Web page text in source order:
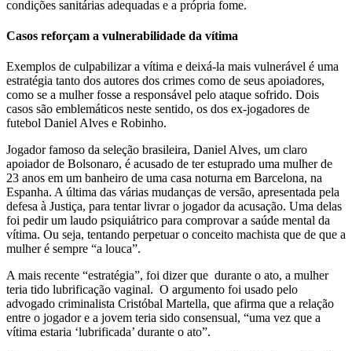
condições sanitárias adequadas e a própria fome.
Casos reforçam a vulnerabilidade da vítima
Exemplos de culpabilizar a vítima e deixá-la mais vulnerável é uma
estratégia tanto dos autores dos crimes como de seus apoiadores,
como se a mulher fosse a responsável pelo ataque sofrido. Dois
casos são emblemáticos neste sentido, os dos ex-jogadores de
futebol Daniel Alves e Robinho.
Jogador famoso da seleção brasileira, Daniel Alves, um claro
apoiador de Bolsonaro, é acusado de ter estuprado uma mulher de
23 anos em um banheiro de uma casa noturna em Barcelona, na
Espanha. A última das várias mudanças de versão, apresentada pela
defesa à Justiça, para tentar livrar o jogador da acusação. Uma delas
foi pedir um laudo psiquiátrico para comprovar a saúde mental da
vítima. Ou seja, tentando perpetuar o conceito machista que de que a
mulher é sempre “a louca”.
A mais recente “estratégia”, foi dizer que durante o ato, a mulher
teria tido lubrificação vaginal. O argumento foi usado pelo
advogado criminalista Cristóbal Martella, que afirma que a relação
entre o jogador e a jovem teria sido consensual, “uma vez que a
vítima estaria ‘lubrificada’ durante o ato”.